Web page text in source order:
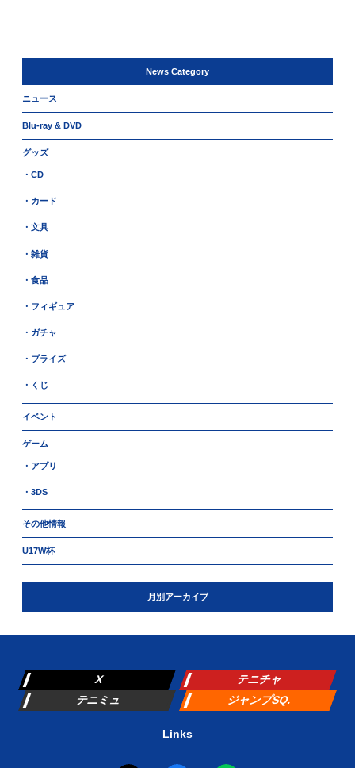
News Category
ニュース
Blu-ray & DVD
グッズ
・CD
・カード
・文具
・雑貨
・食品
・フィギュア
・ガチャ
・プライズ
・くじ
イベント
ゲーム
・アプリ
・3DS
その他情報
U17W杯
月別アーカイブ
X
テニチャ
テニミュ
ジャンプSQ.
Links